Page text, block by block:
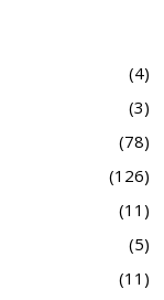
(4)
(3)
(78)
(126)
(11)
(5)
(11)